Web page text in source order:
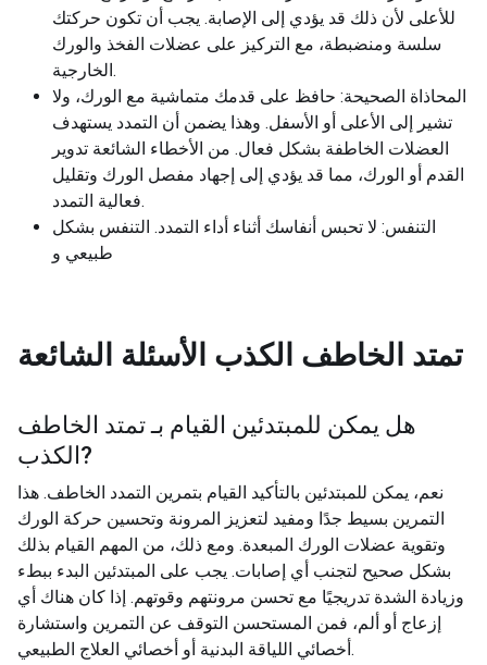
للأعلى لأن ذلك قد يؤدي إلى الإصابة. يجب أن تكون حركتك
سلسة ومنضبطة، مع التركيز على عضلات الفخذ والورك
الخارجية.
المحاذاة الصحيحة: حافظ على قدمك متماشية مع الورك، ولا
تشير إلى الأعلى أو الأسفل. وهذا يضمن أن التمدد يستهدف
العضلات الخاطفة بشكل فعال. من الأخطاء الشائعة تدوير
القدم أو الورك، مما قد يؤدي إلى إجهاد مفصل الورك وتقليل
فعالية التمدد.
التنفس: لا تحبس أنفاسك أثناء أداء التمدد. التنفس بشكل
طبيعي و
تمتد الخاطف الكذب الأسئلة الشائعة
هل يمكن للمبتدئين القيام بـ تمتد الخاطف
الكذب?
نعم، يمكن للمبتدئين بالتأكيد القيام بتمرين التمدد الخاطف. هذا
التمرين بسيط جدًا ومفيد لتعزيز المرونة وتحسين حركة الورك
وتقوية عضلات الورك المبعدة. ومع ذلك، من المهم القيام بذلك
بشكل صحيح لتجنب أي إصابات. يجب على المبتدئين البدء ببطء
وزيادة الشدة تدريجيًا مع تحسن مرونتهم وقوتهم. إذا كان هناك أي
إزعاج أو ألم، فمن المستحسن التوقف عن التمرين واستشارة
أخصائي اللياقة البدنية أو أخصائي العلاج الطبيعي.